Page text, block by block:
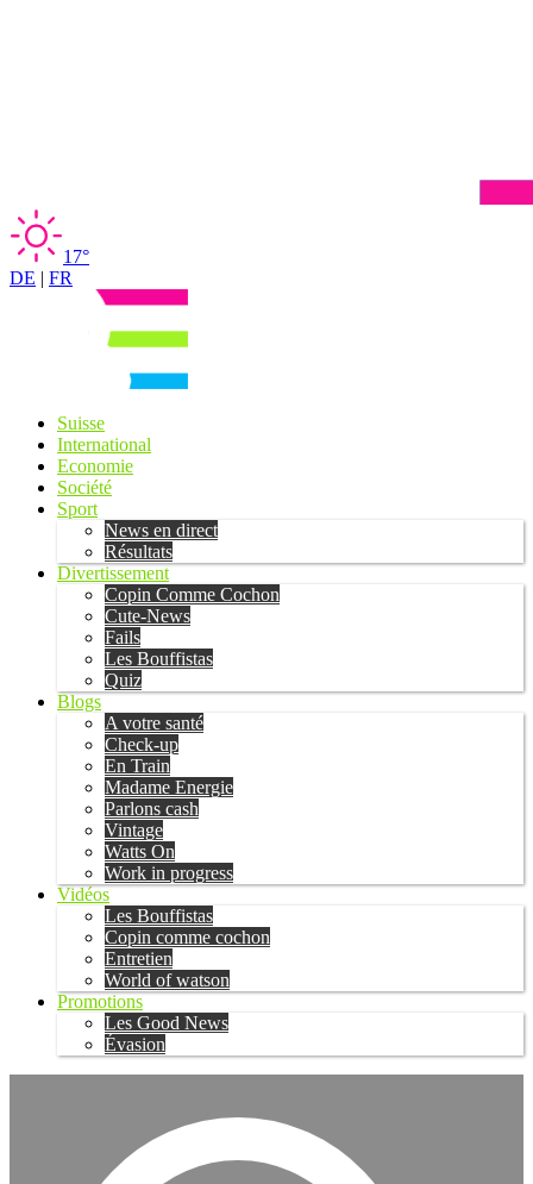
17°
DE | FR
Suisse
International
Economie
Société
Sport
News en direct
Résultats
Divertissement
Copin Comme Cochon
Cute-News
Fails
Les Bouffistas
Quiz
Blogs
A votre santé
Check-up
En Train
Madame Energie
Parlons cash
Vintage
Watts On
Work in progress
Vidéos
Les Bouffistas
Copin comme cochon
Entretien
World of watson
Promotions
Les Good News
Évasion